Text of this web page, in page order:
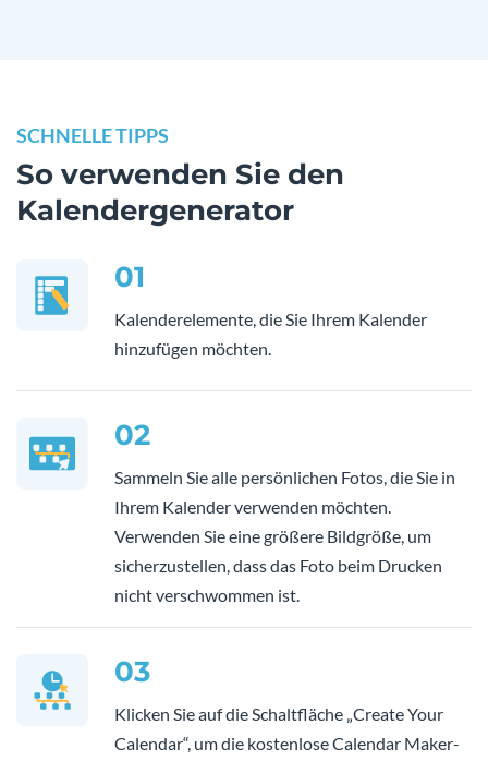
SCHNELLE TIPPS
So verwenden Sie den
Kalendergenerator
01
Kalenderelemente, die Sie Ihrem Kalender
hinzufügen möchten.
02
Sammeln Sie alle persönlichen Fotos, die Sie in
Ihrem Kalender verwenden möchten.
Verwenden Sie eine größere Bildgröße, um
sicherzustellen, dass das Foto beim Drucken
nicht verschwommen ist.
03
Klicken Sie auf die Schaltfläche „Create Your
Calendar“, um die kostenlose Calendar Maker-